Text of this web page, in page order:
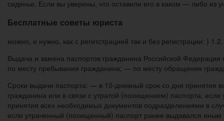
сиденье. Если вы уверены, что оставили его в каком — либо из
Бесплатные советы юриста
можно, и нужно, как с регитстрацией так и без регистрации: ) 1.2.
Выдача и замена паспортов гражданина Российской
по месту пребывания гражданина; — по месту обращения
Сроки выдачи паспорта: — в 10-дневный срок со дня принятия
гражданина или в связи с утратой (похищением) паспорта,
принятия всех необходимых документов подразделениями в
если утраченный (похищенный) паспорт ранее выдавался